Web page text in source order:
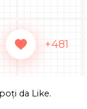
+481
da Like.